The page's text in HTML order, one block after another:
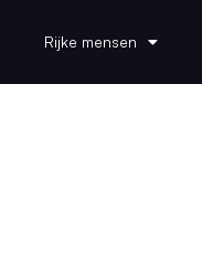
Rijke mensen